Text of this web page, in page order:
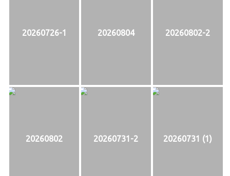
20260726-1 20260804 20260802-2
20260802 20260731-2 20260731 (1)